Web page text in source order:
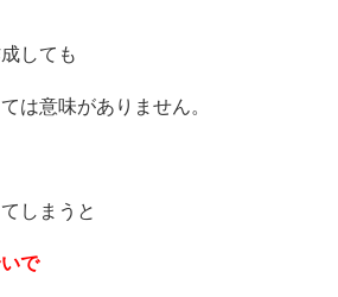
しても
は意味がありません。
しまうと
で